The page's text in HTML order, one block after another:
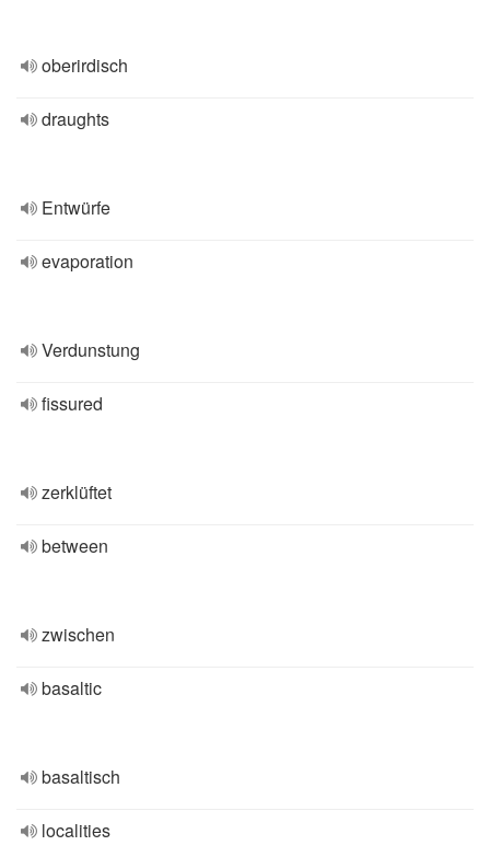
oberirdisch
draughts
Entwürfe
evaporation
Verdunstung
fissured
zerklüftet
between
zwischen
basaltic
basaltisch
localities